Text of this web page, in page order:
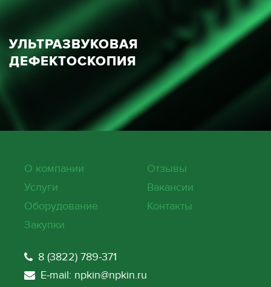
УЛЬТРАЗВУКОВАЯ
ДЕФЕКТОСКОПИЯ
О компании
Услуги
Оборудование
Закупки
Отзывы
Вакансии
Контакты
8 (3822) 789-371
E-mail: npkin@npkin.ru